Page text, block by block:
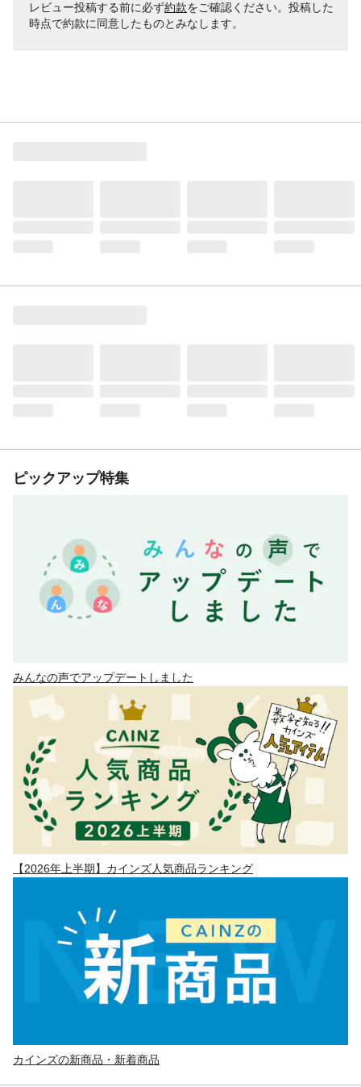
レビュー投稿する前に必ず約款をご確認ください。投稿した
時点で約款に同意したものとみなします。
ピックアップ特集
みんなの声でアップデートしました
【2026年上半期】カインズ人気商品ランキング
カインズの新商品・新着商品